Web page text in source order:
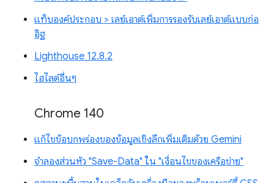
แท็บองค์ประกอบ > เลย์เอาต์เพิ่มการรองรับเลย์เอาต์แบบก่อ
อิฐ
Lighthouse 12.8.2
ไฮไลต์อื่นๆ
Chrome 140
แก้ไขข้อบกพร่องของข้อมูลเชิงลึกเพิ่มเติมด้วย Gemini
จำลองส่วนหัว "Save-Data" ใน "เงื่อนไขของเครือข่าย"